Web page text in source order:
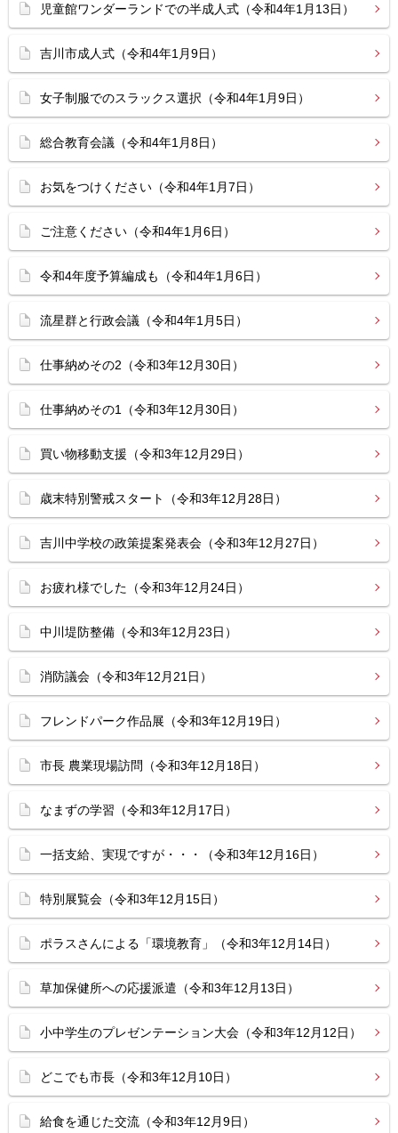
児童館ワンダーランドでの半成人式（令和4年1月13日）
吉川市成人式（令和4年1月9日）
女子制服でのスラックス選択（令和4年1月9日）
総合教育会議（令和4年1月8日）
お気をつけください（令和4年1月7日）
ご注意ください（令和4年1月6日）
令和4年度予算編成も（令和4年1月6日）
流星群と行政会議（令和4年1月5日）
仕事納めその2（令和3年12月30日）
仕事納めその1（令和3年12月30日）
買い物移動支援（令和3年12月29日）
歳末特別警戒スタート（令和3年12月28日）
吉川中学校の政策提案発表会（令和3年12月27日）
お疲れ様でした（令和3年12月24日）
中川堤防整備（令和3年12月23日）
消防議会（令和3年12月21日）
フレンドパーク作品展（令和3年12月19日）
市長 農業現場訪問（令和3年12月18日）
なまずの学習（令和3年12月17日）
一括支給、実現ですが・・・（令和3年12月16日）
特別展覧会（令和3年12月15日）
ポラスさんによる「環境教育」（令和3年12月14日）
草加保健所への応援派遣（令和3年12月13日）
小中学生のプレゼンテーション大会（令和3年12月12日）
どこでも市長（令和3年12月10日）
給食を通じた交流（令和3年12月9日）